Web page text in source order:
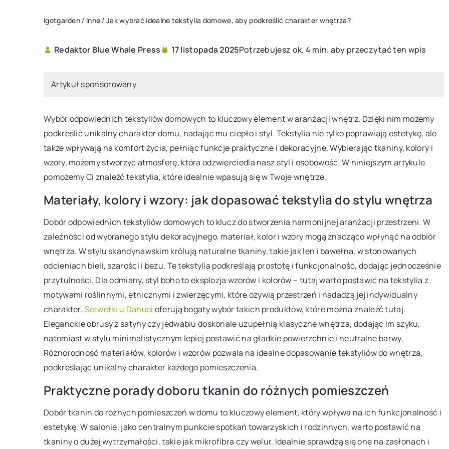
Igotgarden / Inne /Jak wybrać idealne tekstylia domowe, aby podkreślić charakter wnętrza?
Redaktor Blue Whale Press 17 listopada 2025Potrzebujesz ok. 4 min. aby przeczytać ten wpis
Artykuł sponsorowany
Wybór odpowiednich tekstyliów domowych to kluczowy element w aranżacji wnętrz. Dzięki nim możemy
podkreślić unikalny charakter domu, nadając mu ciepło i styl. Tekstylia nie tylko poprawiają estetykę, ale
także wpływają na komfort życia, pełniąc funkcje praktyczne i dekoracyjne. Wybierając tkaniny, kolory i
wzory, możemy stworzyć atmosferę, która odzwierciedla nasz styl i osobowość. W niniejszym artykule
pomożemy Ci znaleźć tekstylia, które idealnie wpasują się w Twoje wnętrze.
Materiały, kolory i wzory: jak dopasować tekstylia do stylu wnętrza
Dobór odpowiednich tekstyliów domowych to klucz do stworzenia harmonijnej aranżacji przestrzeni. W
zależności od wybranego stylu dekoracyjnego, materiał, kolor i wzory mogą znacząco wpłynąć na odbiór
wnętrza. W stylu skandynawskim królują naturalne tkaniny, takie jak len i bawełna, w stonowanych
odcieniach bieli, szarości i beżu. Te tekstylia podkreślają prostotę i funkcjonalność, dodając jednocześnie
przytulności. Dla odmiany, styl boho to eksplozja wzorów i kolorów – tutaj warto postawić na tekstylia z
motywami roślinnymi, etnicznymi i zwierzęcymi, które ożywią przestrzeń i nadadzą jej indywidualny
charakter.Serwetki u Danusi oferują bogaty wybór takich produktów, które można znaleźć tutaj.
Eleganckie obrusy z satyny czy jedwabiu doskonale uzupełnią klasyczne wnętrza, dodając im szyku,
natomiast w stylu minimalistycznym lepiej postawić na gładkie powierzchnie i neutralne barwy.
Różnorodność materiałów, kolorów i wzorów pozwala na idealne dopasowanie tekstyliów do wnętrza,
podkreślając unikalny charakter każdego pomieszczenia.
Praktyczne porady doboru tkanin do różnych pomieszczeń
Dobór tkanin do różnych pomieszczeń w domu to kluczowy element, który wpływa na ich funkcjonalność i
estetykę. W salonie, jako centralnym punkcie spotkań towarzyskich i rodzinnych, warto postawić na
tkaniny o dużej wytrzymałości, takie jak mikrofibra czy welur. Idealnie sprawdzą się one na zasłonach i
15 stycznia 2024
Jak skutecznie usuwać plamy z tkanin za
pomocą nowoczesnych detergentów
Odkryj skuteczne metody usuwania plam z
tkanin za pomocą najnowszej generacji
detergentów. Poradnik krok po kroku, jak
właściwie dobrać i użyć środek czystości.
16 listopada 2023
karmienia piersią?
Wybierz idealny fotel uszak do karmienia
piersią. Dowiedz się, na co zwrócić uwagę
podczas zakupu, jakie są najważniejsze
cechy i jak wpływa na komfort karmienia.
28
Co
zdarzają
uciec. […]